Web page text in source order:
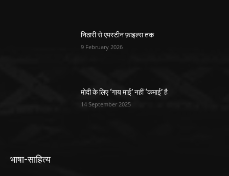
निठारी से एपस्टीन फ़ाइल्स तक
9 February 2026
मोदी के लिए ‘गाय माई’ नहीं ‘कमाई’ है
14 September 2025
भाषा-साहित्य